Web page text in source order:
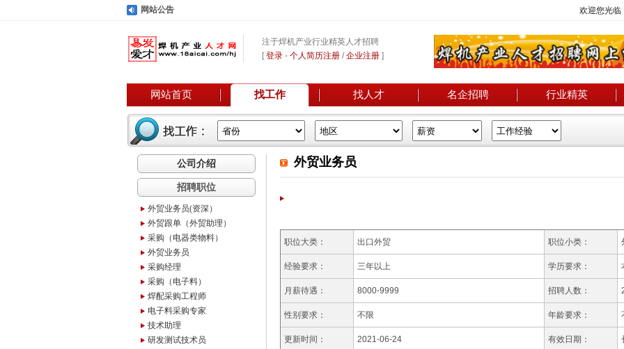
网站公告 欢迎您光临
注于焊机产业行业精英人才招聘
[登录 - 个人简历注册 /企业注册 ]
网站首页 找工作 找人才 名企招聘 行业精英
公司介绍
招聘职位
外贸业务员(资深）
外贸跟单（外贸助理）
采购（电器类物料）
外贸业务员
采购经理
采购（电子料）
焊配采购工程师
电子料采购专家
技术助理
研发测试技术员
外贸业务员
职位大类： 出口外贸 职位小类：
经验要求： 三年以上 学历要求：
月薪待遇： 8000-9999 招聘人数：
性别要求： 不限 年龄要求：
更新时间： 2021-06-24 有效日期：